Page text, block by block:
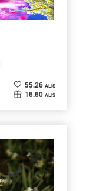
55.26 ALIS
16.60 ALIS